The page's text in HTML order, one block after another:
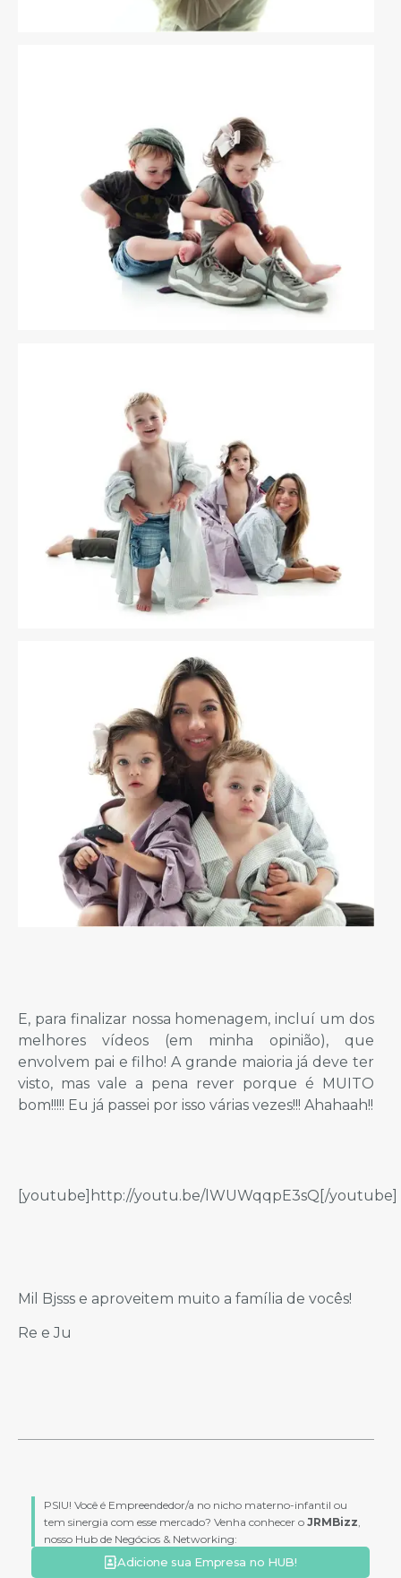
E, para finalizar nossa homenagem, incluí um dos
melhores vídeos (em minha opinião), que
envolvem pai e filho! A grande maioria já deve ter
visto, mas vale a pena rever porque é MUITO
bom!!!!! Eu já passei por isso várias vezes!!! Ahahaah!!
[youtube]http://youtu.be/lWUWqqpE3sQ[/youtube]
Mil Bjsss e aproveitem muito a família de vocês!
Re e Ju
PSIU! Você é Empreendedor/a no nicho materno-infantil ou
tem sinergia com esse mercado? Venha conhecer o JRMBizz,
nosso Hub de Negócios & Networking:
Adicione sua Empresa no HUB!